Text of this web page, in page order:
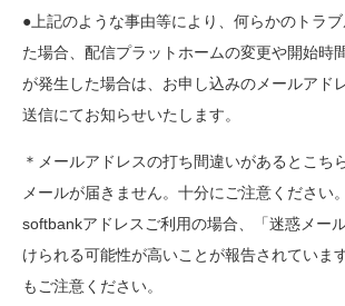
●上記のような事由等により、何らかのトラ
た場合、配信プラットホームの変更や開始時
が発生した場合は、お申し込みのメールアド
送信にてお知らせいたします。
＊メールアドレスの打ち間違いがあるとこち
メールが届きません。十分にご注意ください
softbankアドレスご利用の場合、「迷惑メー
けられる可能性が高いことが報告されていま
もご注意ください。